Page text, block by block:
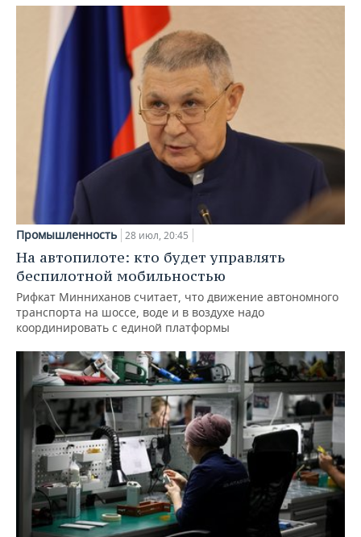
Промышленность 28 июл, 20:45
На автопилоте: кто будет управлять
беспилотной мобильностью
Рифкат Минниханов считает, что движение автономного
транспорта на шоссе, воде и в воздухе надо
координировать с единой платформы